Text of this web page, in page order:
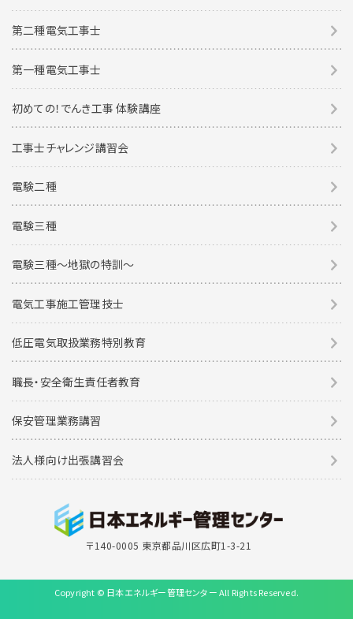
第二種電気工事士
第一種電気工事士
初めての！でんき工事 体験講座
工事士チャレンジ講習会
電験二種
電験三種
電験三種〜地獄の特訓〜
電気工事施工管理技士
低圧電気取扱業務特別教育
職長・安全衛生責任者教育
保安管理業務講習
法人様向け出張講習会
〒140-0005 東京都品川区広町1-3-21
Copyright © 日本エネルギー管理センター All Rights Reserved.